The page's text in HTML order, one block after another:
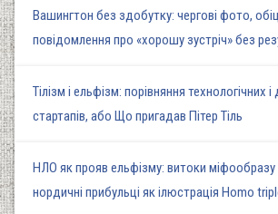
Вашингтон без здобутку: чергові фото,
повідомлення про «хорошу зустріч» без
Тілізм і ельфізм: порівняння технологічних
стартапів, або Що пригадав Пітер Тіль
НЛО як прояв ельфізму: витоки міфообразу
нордичні прибульці як ілюстрація Homo